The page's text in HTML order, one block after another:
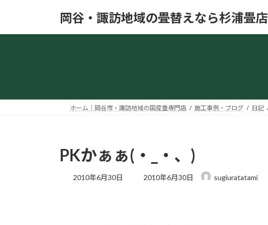
岡谷・諏訪地域の畳替えなら杉浦畳店
ホーム｜岡谷市・諏訪地域の国産畳専門店 施工事例・ブログ 日記
PKかぁぁ(・_・、)
2010年6月30日
最
2010年6月30日 sugiuratatami